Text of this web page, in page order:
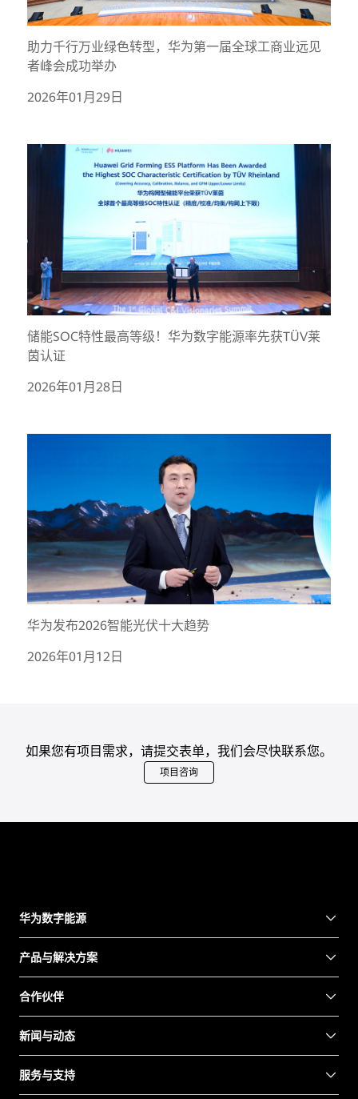
助力千行万业绿色转型，华为第一届全球工商业远见
者峰会成功举办
2026年01月29日
储能SOC特性最高等级！华为数字能源率先获TÜV莱
茵认证
2026年01月28日
华为发布2026智能光伏十大趋势
2026年01月12日
如果您有项目需求，请提交表单，我们会尽快联系您。
项目咨询
华为数字能源
产品与解决方案
合作伙伴
新闻与动态
服务与支持